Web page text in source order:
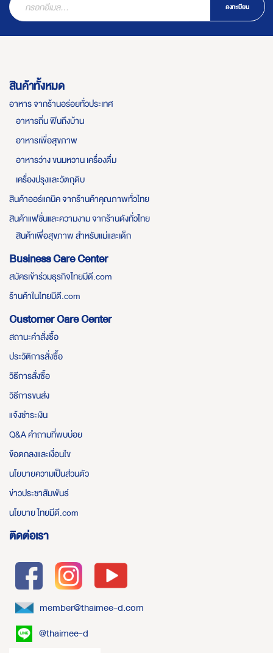
ลงทะเบียน
สินค้าทั้งหมด
อาหาร จากร้านอร่อยทั่วประเทศ
อาหารถิ่น ฟินถึงบ้าน
อาหารเพื่อสุขภาพ
อาหารว่าง ขนมหวาน เครื่องดื่ม
เครื่องปรุงและวัตถุดิบ
สินค้าออร์แกนิค จากร้านค้าคุณภาพทั่วไทย
สินค้าแฟชั่นและความงาม จากร้านดังทั่วไทย
สินค้าเพื่อสุขภาพ สำหรับแม่และเด็ก
Business Care Center
สมัครเข้าร่วมธุรกิจไทยมีดี.com
ร้านค้าในไทยมีดี.com
Customer Care Center
สถานะคำสั่งซื้อ
ประวัติการสั่งซื้อ
วิธีการสั่งซื้อ
วิธีการขนส่ง
แจ้งชำระเงิน
Q&A คำถามที่พบบ่อย
ข้อตกลงและเงื่อนไข
นโยบายความเป็นส่วนตัว
ข่าวประชาสัมพันธ์
นโยบาย ไทยมีดี.com
ติดต่อเรา
member@thaimee-d.com
@thaimee-d